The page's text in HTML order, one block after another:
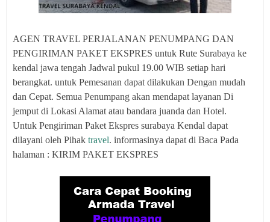
AGEN TRAVEL PERJALANAN PENUMPANG DAN
PENGIRIMAN PAKET EKSPRES untuk Rute Surabaya ke
kendal jawa tengah Jadwal pukul 19.00 WIB setiap hari
berangkat. untuk Pemesanan dapat dilakukan Dengan mudah
dan Cepat. Semua Penumpang akan mendapat layanan Di
jemput di Lokasi Alamat atau bandara juanda dan Hotel.
Untuk Pengiriman Paket Ekspres surabaya Kendal dapat
dilayani oleh Pihak travel. informasinya dapat di Baca Pada
halaman : KIRIM PAKET EKSPRES